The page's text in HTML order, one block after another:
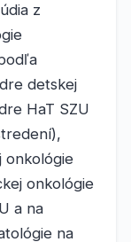
z
detskej
HaT SZU
onkológie
onkológie
a na
na